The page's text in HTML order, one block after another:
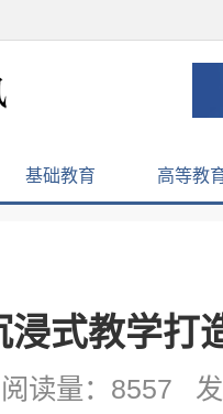
基础教育 高等教
浸式教学打
读量：8557